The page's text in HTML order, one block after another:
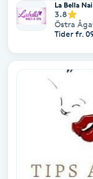
Kinesiologi
Kiropraktik
Klangmassage
La Bella
3.8
Östra
Tider fr.